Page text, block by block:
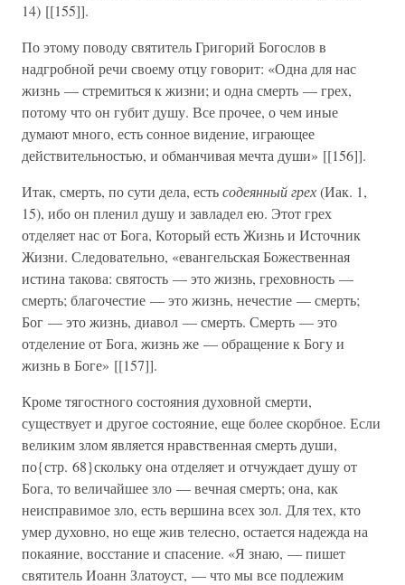
14) [[155]].
По этому поводу святитель Григорий Богослов в
надгробной речи своему отцу говорит: «Одна для нас
жизнь — стремиться к жизни; и одна смерть — грех,
потому что он губит душу. Все прочее, о чем иные
думают много, есть сонное видение, играющее
действительностью, и обманчивая мечта души» [[156]].
Итак, смерть, по сути дела, естьсодеянный грех(Иак. 1,
15), ибо он пленил душу и завладел ею. Этот грех
отделяет нас от Бога, Который есть Жизнь и Источник
Жизни. Следовательно, «евангельская Божественная
истина такова: святость — это жизнь, греховность —
смерть; благочестие — это жизнь, нечестие — смерть;
Бог — это жизнь, диавол — смерть. Смерть — это
отделение от Бога, жизнь же — обращение к Богу и
жизнь в Боге» [[157]].
Кроме тягостного состояния духовной смерти,
существует и другое состояние, еще более скорбное. Если
великим злом является нравственная смерть души,
по{стр. 68}скольку она отделяет и отчуждает душу от
Бога, то величайшее зло — вечная смерть; она, как
неисправимое зло, есть вершина всех зол. Для тех, кто
умер духовно, но еще жив телесно, остается надежда на
покаяние, восстание и спасение. «Я знаю, — пишет
святитель Иоанн Златоуст, — что мы все подлежим